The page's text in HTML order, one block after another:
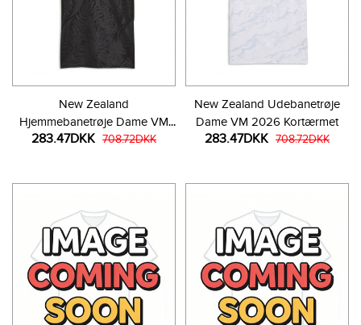
New Zealand
Hjemmebanetrøje Dame VM
2026 Kortærmet
283.47DKK 708.72DKK
New Zealand Udebanetrøje
Dame VM 2026 Kortærmet
283.47DKK 708.72DKK